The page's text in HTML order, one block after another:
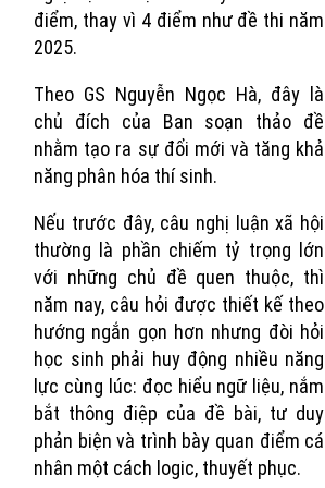
điểm, thay vì 4 điểm như đề thi năm
2025.
Theo GS Nguyễn Ngọc Hà, đây là
chủ đích của Ban soạn thảo đề
nhằm tạo ra sự đổi mới và tăng khả
năng phân hóa thí sinh.
Nếu trước đây, câu nghị luận xã hội
thường là phần chiếm tỷ trọng lớn
với những chủ đề quen thuộc, thì
năm nay, câu hỏi được thiết kế theo
hướng ngắn gọn hơn nhưng đòi hỏi
học sinh phải huy động nhiều năng
lực cùng lúc: đọc hiểu ngữ liệu, nắm
bắt thông điệp của đề bài, tư duy
phản biện và trình bày quan điểm cá
nhân một cách logic, thuyết phục.